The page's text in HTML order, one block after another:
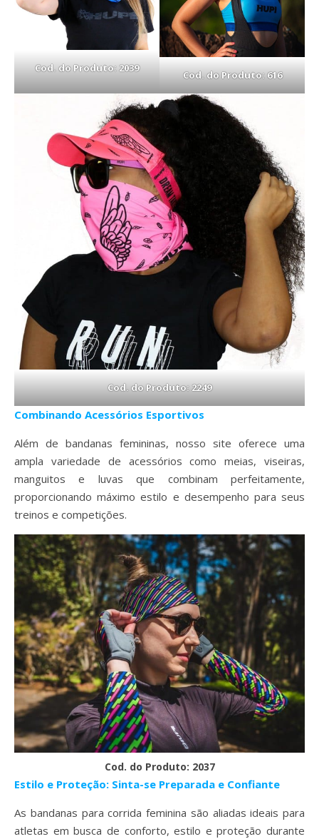
Cod. do Produto: 2039
Cod. do Produto: 616
Cod. do Produto: 2249
Combinando Acessórios Esportivos
Além de bandanas femininas, nosso site oferece uma
ampla variedade de acessórios como meias, viseiras,
manguitos e luvas que combinam perfeitamente,
proporcionando máximo estilo e desempenho para seus
treinos e competições.
Cod. do Produto: 2037
Estilo e Proteção: Sinta-se Preparada e Confiante
As bandanas para corrida feminina são aliadas ideais para
atletas em busca de conforto, estilo e proteção durante